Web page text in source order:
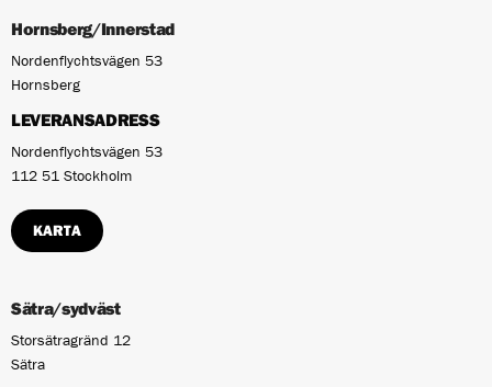
Hornsberg/Innerstad
Nordenflychtsvägen 53
Hornsberg
LEVERANSADRESS
Nordenflychtsvägen 53
112 51 Stockholm
KARTA
Sätra/sydväst
Storsätragränd 12
Sätra